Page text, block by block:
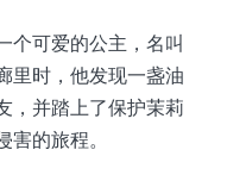
个可爱的公主，名叫
里时，他发现一盏油
，并踏上了保护茉莉
的旅程。